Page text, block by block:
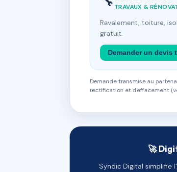
TRAVAUX &
Ravalement, toiture,
gratuit.
Demander un devis
Demande transmise au
rectification et d'effacement
🚀
Syndic Digital simplifie